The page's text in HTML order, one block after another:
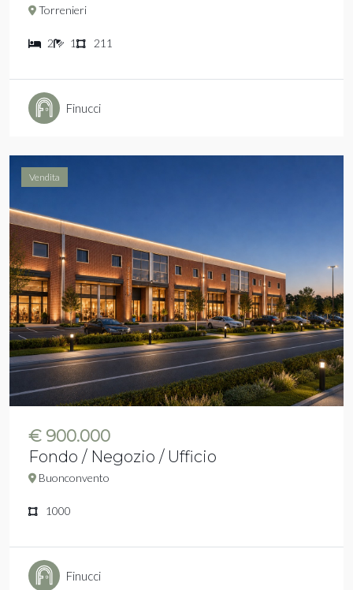
Torrenieri
2 1 211
Finucci
Vendita
€ 900.000
Fondo / Negozio / Ufficio
Buonconvento
1000
Finucci